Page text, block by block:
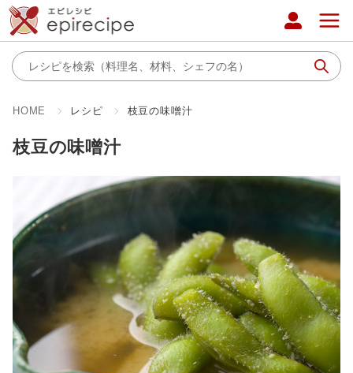
HOME レシピ 枝豆の味噌汁
枝豆の味噌汁